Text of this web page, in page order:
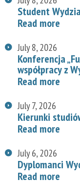
Student
Read more
July 8, 2026
Konferencja
współpracy z
Read more
July 7, 2026
Kierunki
Read more
July 6, 2026
Dyplomanci
Read more